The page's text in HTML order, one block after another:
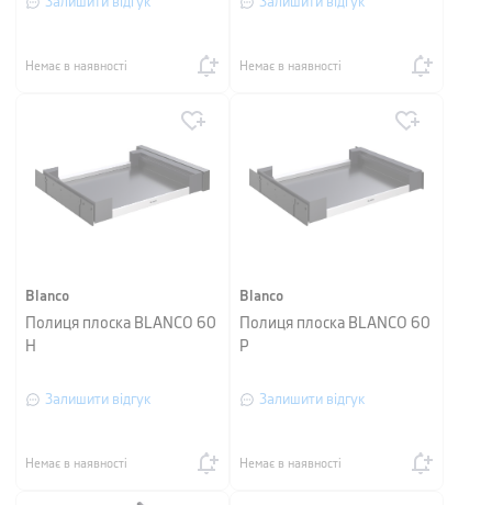
Немає в наявності Немає в наявності
Blanco
Полиця плоска BLANCO 60
Н
Залишити відгук
Немає в наявності
Blanco
Полиця плоска BLANCO 60
P
Залишити відгук
Немає в наявності